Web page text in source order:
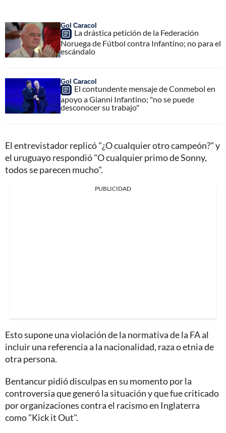
Gol Caracol
La drástica petición de la Federación
Noruega de Fútbol contra Infantino; no para el
escándalo
Gol Caracol
El contundente mensaje de Conmebol en
apoyo a Gianni Infantino; "no se puede
desconocer su trabajo"
El entrevistador replicó "¿O cualquier otro campeón?" y
el uruguayo respondió "O cualquier primo de Sonny,
todos se parecen mucho".
PUBLICIDAD
Esto supone una violación de la normativa de la FA al
incluir una referencia a la nacionalidad, raza o etnia de
otra persona.
Bentancur pidió disculpas en su momento por la
controversia que generó la situación y que fue criticado
por organizaciones contra el racismo en Inglaterra
como "Kick it Out".